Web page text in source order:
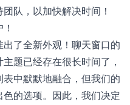
队，以加快解决时间！
了全新外观！聊天窗口的
题已经存在很长时间了，
中默默地融合，但我们的
的选项。因此，我们决定